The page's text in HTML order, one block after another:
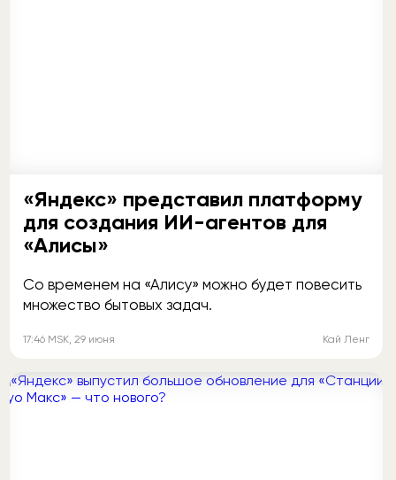
«Яндекс» представил платформу
для создания ИИ-агентов для
«Алисы»
Со временем на «Алису» можно будет повесить
множество бытовых задач.
17:46 MSK , 29 июня Кай Ленг